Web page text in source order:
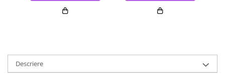
Descriere